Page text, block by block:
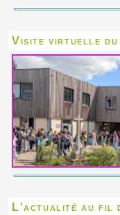
Visite virtuelle
L'actualité au fil